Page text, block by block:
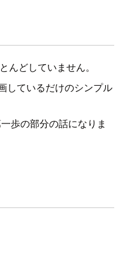
んどしていません。
しているだけのシンプル
歩の部分の話になりま